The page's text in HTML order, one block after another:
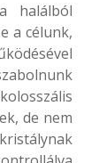
halálból
a célunk,
de nem